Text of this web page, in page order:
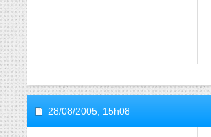
28/08/2005, 15h08